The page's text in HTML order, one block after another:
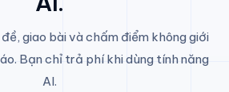
giao bài và chấm điểm không giới
Bạn chỉ trả phí khi dùng tính năng
AI.